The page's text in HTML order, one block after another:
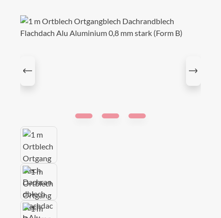
Bildergalerie überspringen